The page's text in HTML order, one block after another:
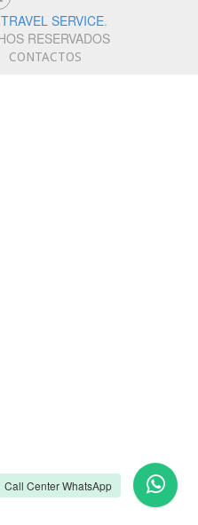
Call Center WhatsApp
SERVICE.
RESERVADOS
CONTACTOS